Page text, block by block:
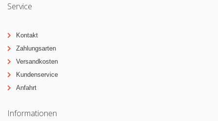
Service
Kontakt
Zahlungsarten
Versandkosten
Kundenservice
Anfahrt
Informationen